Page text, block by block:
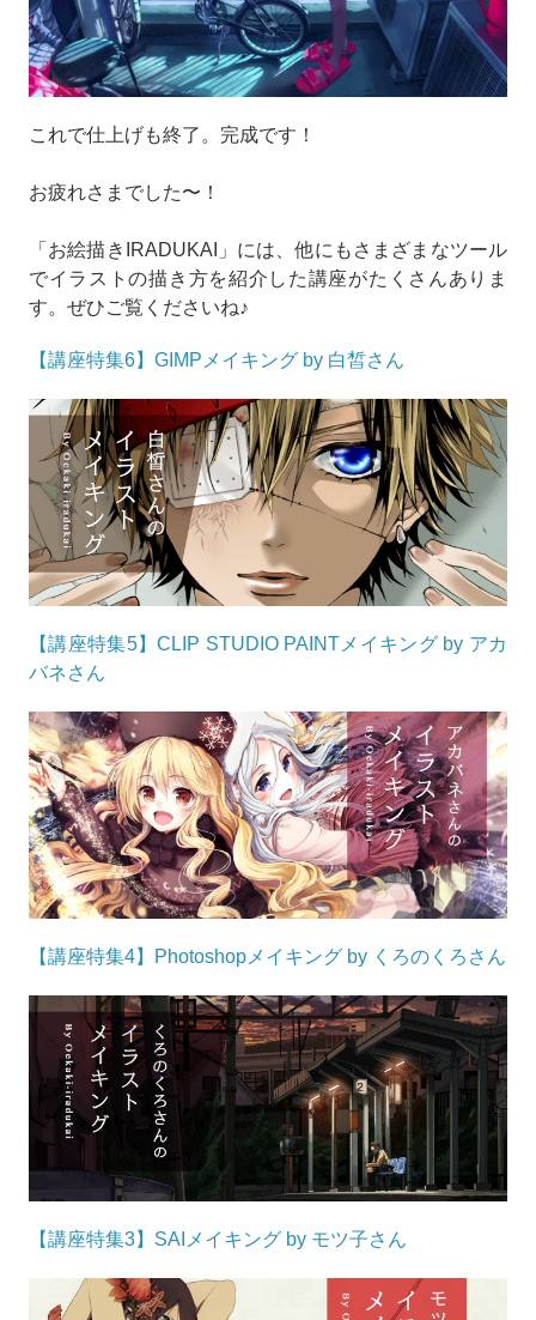
これで仕上げも終了。完成です！
お疲れさまでした〜！
「お絵描きIRADUKAI」には、他にもさまざまなツール
でイラストの描き方を紹介した講座がたくさんありま
す。ぜひご覧くださいね♪
【講座特集6】GIMPメイキング by 白皙さん
【講座特集5】CLIP STUDIO PAINTメイキング by アカ
バネさん
【講座特集4】Photoshopメイキング by くろのくろさん
【講座特集3】SAIメイキング by モツ子さん